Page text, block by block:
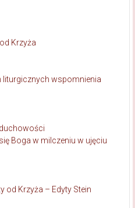
Krzyża
liturgicznych wspomnienia
Boga w milczeniu w ujęciu
od Krzyża – Edyty Stein